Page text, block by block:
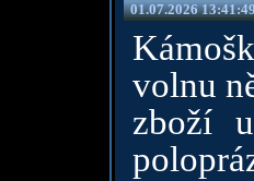
01.07.2026
volnu
zboží